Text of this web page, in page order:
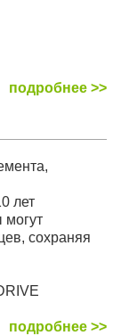
подробнее >>
лет
могут
сохраняя
подробнее >>